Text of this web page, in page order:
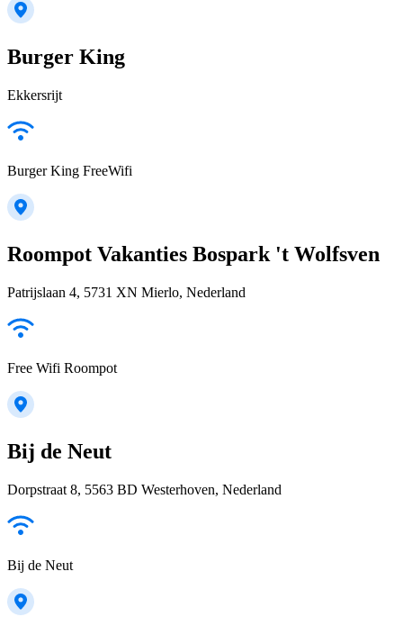
Burger King
Ekkersrijt
Burger King FreeWifi
Roompot Vakanties Bospark 't Wolfsven
Patrijslaan 4, 5731 XN Mierlo, Nederland
Free Wifi Roompot
Bij de Neut
Dorpstraat 8, 5563 BD Westerhoven, Nederland
Bij de Neut